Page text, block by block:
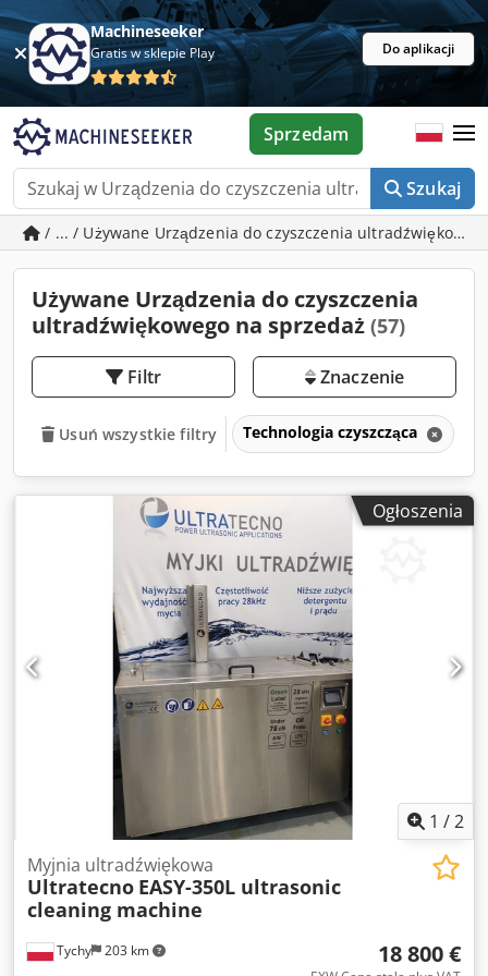
Machineseeker
Gratis w sklepie Play Do aplikacji
Szukaj
Sprzedam
/ ... / Używane Urządzenia do czyszczenia
Używane Urządzenia do czyszczenia
ultradźwiękowego na sprzedaż (57)
Filtr Znaczenie
Usuń wszystkie filtry Technologia czyszcząca
Ogłoszenia
1 /2
Tychy 203 km
Myjnia ultradźwiękowa
Ultratecno EASY-350L ultrasonic
cleaning machine
18 800 €